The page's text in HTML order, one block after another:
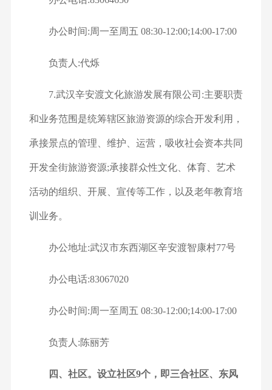
办公时间:周一至周五 08:30-12:00;14:00-17:00
负责人:代烁
7.武汉辛安渡文化旅游发展有限公司:主要职责
和业务范围是统筹辖区旅游资源的综合开发利用，
承接景点的管理、维护、运营，吸收社会资本共同
开发全街旅游资源;承接群众性文化、体育、艺术
活动的组织、开展、宣传等工作，以及老年教育培
训业务。
办公地址:武汉市东西湖区辛安渡智康村77号
办公电话:83067020
办公时间:周一至周五 08:30-12:00;14:00-17:00
负责人:陈丽芳
四、社区。设立社区9个，即三合社区、东风